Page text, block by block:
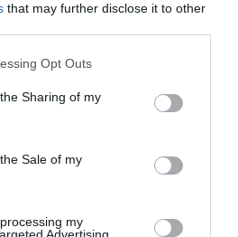
that may further disclose it to other
app uses one or more Google
usage behaviour. You may click to
and its third-party tags to
purposes in below Google
Opt Outs
Sharing of my
Sale of my
my
Nemojte dozvoliti da vam ova prilika
ide dobro, pojavljuje se prilika da
bilo neočekivano, a ipak ste spremni
zaštićeni i izgleda da vam sve